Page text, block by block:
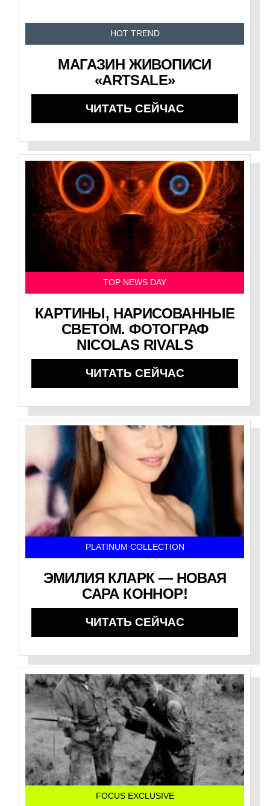
HOT TREND
МАГАЗИН ЖИВОПИСИ
«ARTSALE»
ЧИТАТЬ СЕЙЧАС
TOP NEWS DAY
КАРТИНЫ, НАРИСОВАННЫЕ
СВЕТОМ. ФОТОГРАФ
NICOLAS RIVALS
ЧИТАТЬ СЕЙЧАС
PLATINUM COLLECTION
ЭМИЛИЯ КЛАРК — НОВАЯ
САРА КОННОР!
ЧИТАТЬ СЕЙЧАС
FOCUS EXCLUSIVE